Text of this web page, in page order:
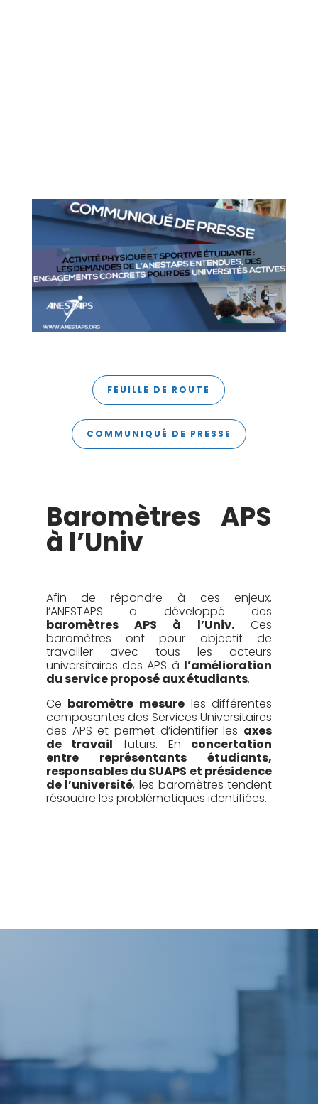
FEUILLE DE ROUTE
COMMUNIQUÉ DE PRESSE
Baromètres APS
à l’Univ
Afin de répondre à ces enjeux,
l’ANESTAPS a développé des
baromètres APS à l’Univ.Ces
baromètres ont pour objectif de
travailler avec tous les acteurs
universitaires des APS à l’amélioration
du service proposé aux étudiants.
Ce baromètre mesure les différentes
composantes des Services Universitaires
des APS et permet d’identifier les axes
de travail futurs. En concertation
entre représentants étudiants,
responsables du SUAPS et présidence
de l’université, les baromètres tendent
résoudre les problématiques identifiées.